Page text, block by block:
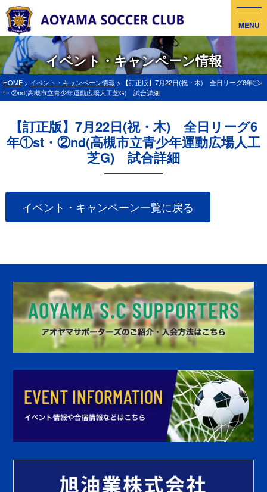
MENU
イベント・キャンペーン情報
HOME > イベント・キャンペーン情報 > 【訂正版】7月22日(祝・木) 全日リーグ6年①s
t・②nd(高槻市立青少年運動広場人工芝G) 試合詳細
【訂正版】7月22日(祝・木) 全日リーグ6
年①st・②nd(高槻市立青少年運動広場人工
芝G) 試合詳細
イベント・キャンペーン一覧に戻る